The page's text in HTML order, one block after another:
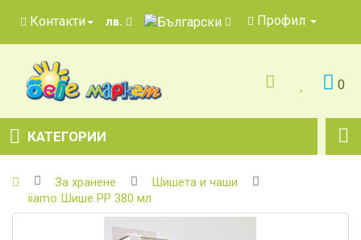
Контакти лв. Профил
0
КАТЕГОРИИ
За хранене
Шишета и чаши
iiamo Шише РР 380 мл